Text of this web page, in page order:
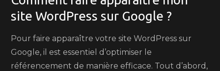
site WordPress sur Google ?
Pour faire apparaître votre site WordPress sur
Google, il est essentiel d’optimiser le
référencement de manière efficace. Tout d’abord,